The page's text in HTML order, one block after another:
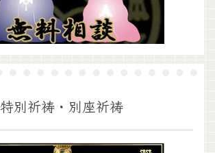
特別祈祷・別座祈祷